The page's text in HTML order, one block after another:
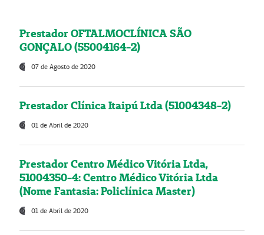
Prestador OFTALMOCLÍNICA SÃO
GONÇALO (55004164-2)
07 de Agosto de 2020
Prestador Clínica Itaipú Ltda (51004348-2)
01 de Abril de 2020
Prestador Centro Médico Vitória Ltda,
51004350-4: Centro Médico Vitória Ltda
(Nome Fantasia: Policlínica Master)
01 de Abril de 2020